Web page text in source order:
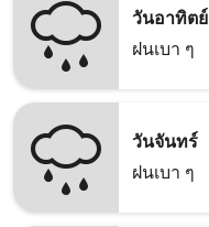
วันอาทิตย์
ฝนเบา ๆ
วันจันทร์
ฝนเบา ๆ